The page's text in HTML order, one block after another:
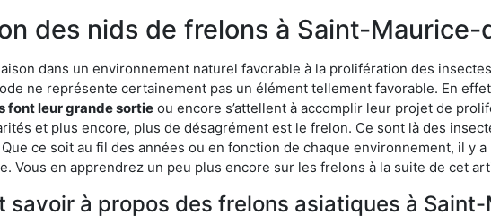
des nids de frelons à Saint-
dans un environnement naturel favorable à la prolifération des
ne représente certainement pas un élément tellement favorable. En
font leur grande sortie ou encore s’attellent à accomplir leur projet de
et plus encore, plus de désagrément est le frelon. Ce sont là des
Que ce soit au fil des années ou en fonction de chaque environnement, il y
Vous en apprendrez un peu plus encore sur les frelons à la suite de cet
savoir à propos des frelons asiatiques à